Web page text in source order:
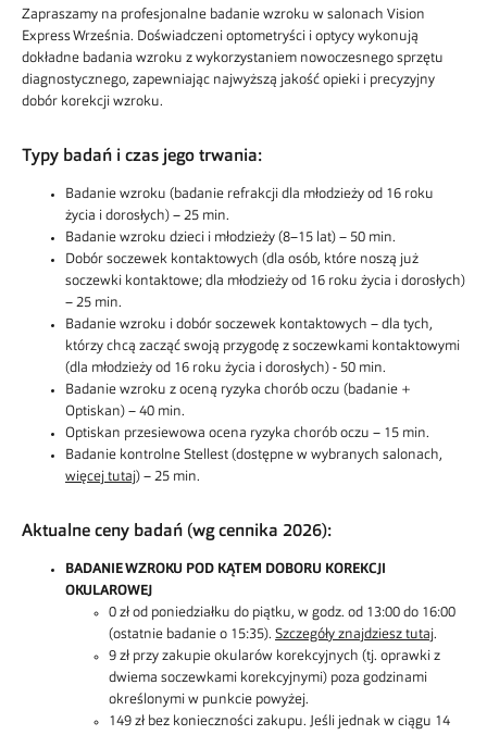
Zapraszamy na profesjonalne badanie wzroku w salonach Vision
Express Września. Doświadczeni optometryści i optycy wykonują
dokładne badania wzroku z wykorzystaniem nowoczesnego sprzętu
diagnostycznego, zapewniając najwyższą jakość opieki i precyzyjny
dobór korekcji wzroku.
Typy badań i czas jego trwania:
Badanie wzroku (badanie refrakcji dla młodzieży od 16 roku
życia i dorosłych) – 25 min.
Badanie wzroku dzieci i młodzieży (8–15 lat) – 50 min.
Dobór soczewek kontaktowych (dla osób, które noszą już
soczewki kontaktowe; dla młodzieży od 16 roku życia i dorosłych)
– 25 min.
Badanie wzroku i dobór soczewek kontaktowych – dla tych,
którzy chcą zacząć swoją przygodę z soczewkami kontaktowymi
(dla młodzieży od 16 roku życia i dorosłych) - 50 min.
Badanie wzroku z oceną ryzyka chorób oczu (badanie +
Optiskan) – 40 min.
Optiskan przesiewowa ocena ryzyka chorób oczu – 15 min.
Badanie kontrolne Stellest (dostępne w wybranych salonach,
więcej tutaj) – 25 min.
Aktualne ceny badań (wg cennika 2026):
BADANIE WZROKU POD KĄTEM DOBORU KOREKCJI
OKULAROWEJ
0 zł od poniedziałku do piątku, w godz. od 13:00 do 16:00
(ostatnie badanie o 15:35). Szczegóły znajdziesz tutaj.
9 zł przy zakupie okularów korekcyjnych (tj. oprawki z
dwiema soczewkami korekcyjnymi) poza godzinami
określonymi w punkcie powyżej.
149 zł bez konieczności zakupu. Jeśli jednak w ciągu 14